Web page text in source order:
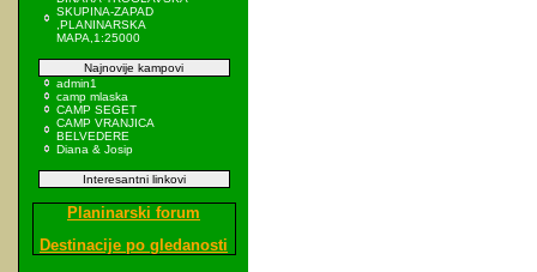
SKUPINA-ZAPAD
,PLANINARSKA
MAPA,1:25000
Najnovije kampovi
admin1
camp mlaska
CAMP SEGET
CAMP VRANJICA
BELVEDERE
Diana & Josip
Interesantni linkovi
Planinarski forum
Destinacije po gledanosti